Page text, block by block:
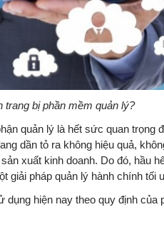
trang bị phần mềm quản lý?
quản lý là hết sức quan trọng
dần tỏ ra không hiệu quả,
xuất kinh doanh. Do đó, hầu
giải pháp quản lý hành chính tối
hiện nay theo quy định của